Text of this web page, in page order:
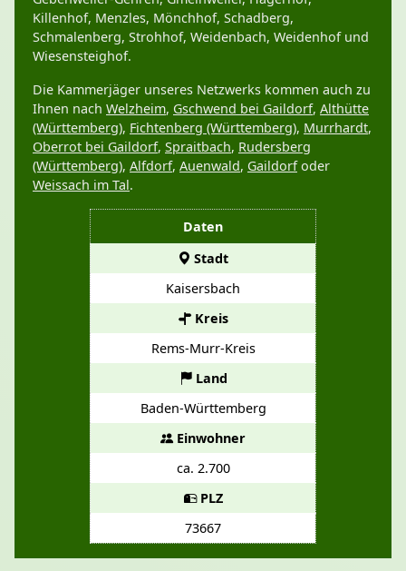
Daten
Stadt
Kaisersbach
Kreis
Rems-Murr-Kreis
Land
Baden-Württemberg
Einwohner
ca. 2.700
PLZ
73667
Killenhof, Menzles, Mönchhof, Schadberg,
Schmalenberg, Strohhof, Weidenbach, Weidenhof und
Wiesensteighof.
Die Kammerjäger unseres Netzwerks kommen auch zu
Ihnen nach Welzheim, Gschwend bei Gaildorf, Althütte
(Württemberg), Fichtenberg (Württemberg), Murrhardt,
Oberrot bei Gaildorf, Spraitbach, Rudersberg
(Württemberg), Alfdorf, Auenwald, Gaildorfoder
Weissach im Tal.